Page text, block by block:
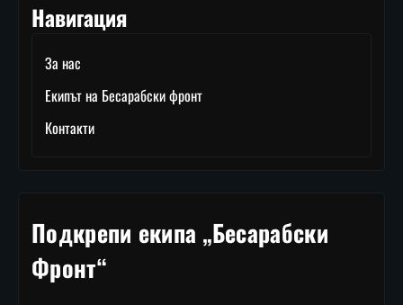
Навигация
За нас
Екипът на Бесарабски фронт
Контакти
Подкрепи екипа „Бесарабски
Фронт“